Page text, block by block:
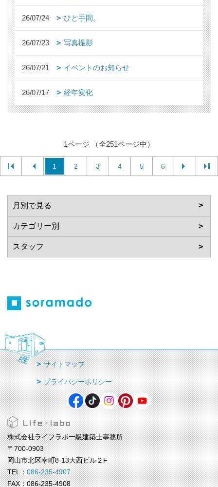
26/07/24 ひと手間。
26/07/23 写真撮影
26/07/21 イベントのお知らせ
26/07/17 経年変化
1ページ （全251ページ中）
1 2 3 4 5 6
サイトマップ
プライバシーポリシー
株式会社ライフラボ一級建築士事務所
〒700-0903
岡山市北区幸町8-13大西ビル２F
TEL：086-235-4907
FAX：086-235-4908